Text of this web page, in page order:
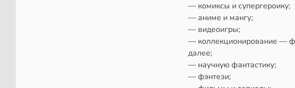
— комиксы и супергероику;
— аниме и мангу;
— видеоигры;
— коллекционирование —
далее;
— научную фантастику;
— фэнтези;